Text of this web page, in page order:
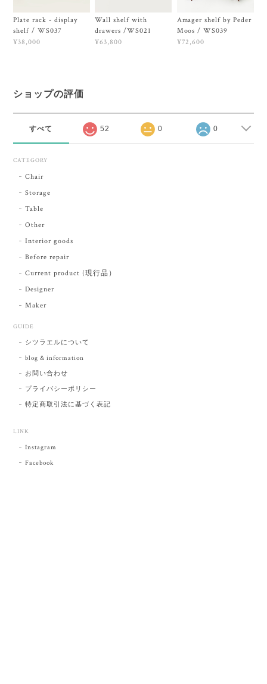
Plate rack - display
shelf / WS037
¥38,000
Wall shelf with
drawers /WS021
¥63,800
Amager shelf by Peder
Moos / WS039
¥72,600
ショップの評価
すべて 52 0 0
CATEGORY
Chair
Storage
Table
Other
Interior goods
Before repair
Current product (現行品）
Designer
Maker
GUIDE
シツラエルについて
blog & information
お問い合わせ
プライバシーポリシー
特定商取引法に基づく表記
LINK
Instagram
Facebook